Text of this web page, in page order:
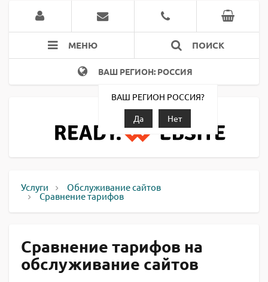
МЕНЮ ПОИСК
ВАШ РЕГИОН: РОССИЯ
ВАШ РЕГИОН РОССИЯ?
Да
Нет
Услуги Обслуживание сайтов
Сравнение тарифов
Сравнение тарифов на
обслуживание сайтов